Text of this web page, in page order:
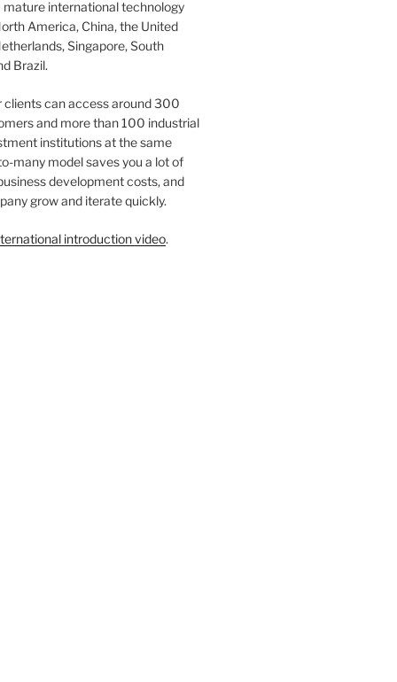
mature international technology
America, China, the United
Singapore, South
Brazil.
clients can access around 300
and more than 100 industrial
institutions at the same
many model saves you a lot of
development costs, and
grow and iterate quickly.
introduction video.